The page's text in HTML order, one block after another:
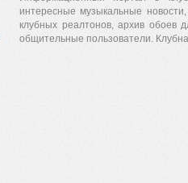
интересные музыкальные
клубных реалтонов, архив обоев
общительные пользователи.